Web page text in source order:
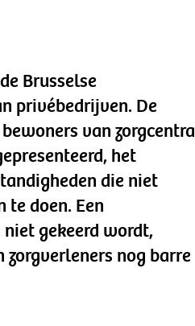
Brusselse
privébedrijven. De
van zorgcentra
het
die niet
doen. Een
gekeerd wordt,
nog barre